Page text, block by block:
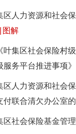
区人力资源和社会
图解
叶集区社会保险村
服务平台推进事项
区人力资源和社会
联合清欠办公室
区社会保险基金管